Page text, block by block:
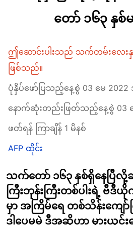
တော် ၁၆၃ နှစ်
ဤဆောင်းပါးသည် သက်တမ်းလေးနှစ်
ဖြစ်သည်။
ပုံနှိပ်ဖော်ပြသည့်နေ့စွဲ 03 မေ 2022
နောက်ဆုံးတည်းဖြတ်သည့်နေ့စွဲ 03 မ
ဖတ်ရန် ကြာချိန် 1 မိနစ်
AFP ထိုင်း
သက်တော် ၁၆၃ နှစ်ရှိနေပြီ
ကြီးဘုန်းကြီးတစ်ပါးရဲ့ ဗီဒီယို
မှာ အကြိမ်ရေ တစ်သိန်းကျေ
ဒါပေမမဲ့ ဒီအဆိုဟာ မှားယွင်း